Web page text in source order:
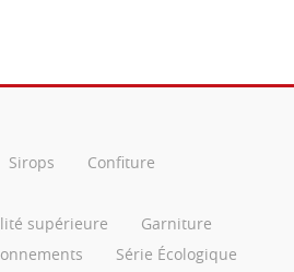
Sirops
Confiture
supérieure
Garniture
Série Écologique